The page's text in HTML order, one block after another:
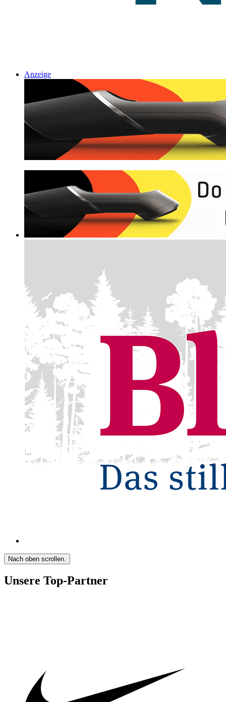
Anzeige
Nach oben scrollen.
Unsere Top-Partner